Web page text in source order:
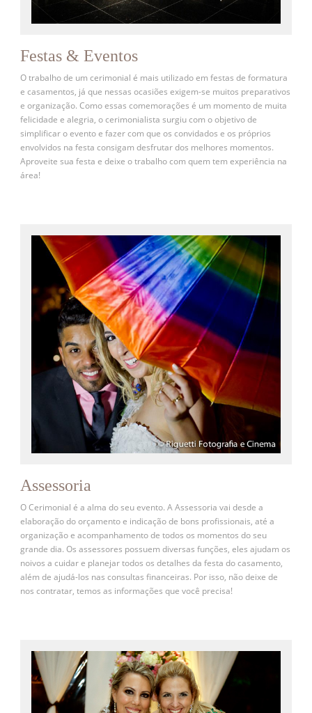
Festas & Eventos
O trabalho de um cerimonial é mais utilizado em festas de formatura
e casamentos, já que nessas ocasiões exigem-se muitos preparativos
e organização. Como essas comemorações é um momento de muita
felicidade e alegria, o cerimonialista surgiu com o objetivo de
simplificar o evento e fazer com que os convidados e os próprios
envolvidos na festa consigam desfrutar dos melhores momentos.
Aproveite sua festa e deixe o trabalho com quem tem experiência na
área!
Assessoria
O Cerimonial é a alma do seu evento. A Assessoria vai desde a
elaboração do orçamento e indicação de bons profissionais, até a
organização e acompanhamento de todos os momentos do seu
grande dia. Os assessores possuem diversas funções, eles ajudam os
noivos a cuidar e planejar todos os detalhes da festa do casamento,
além de ajudá-los nas consultas financeiras. Por isso, não deixe de
nos contratar, temos as informações que você precisa!